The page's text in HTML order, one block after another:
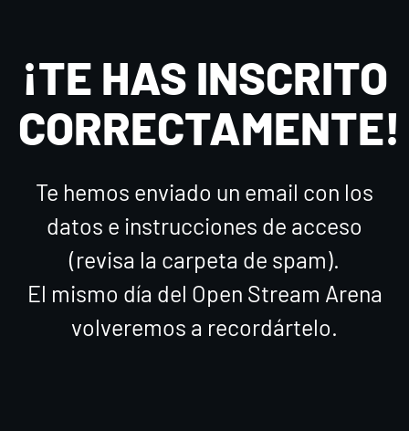
¡TE HAS INSCRITO
CORRECTAMENTE!
Te hemos enviado un email con los
datos e instrucciones de acceso
(revisa la carpeta de spam).
El mismo día del Open Stream Arena
volveremos a recordártelo.